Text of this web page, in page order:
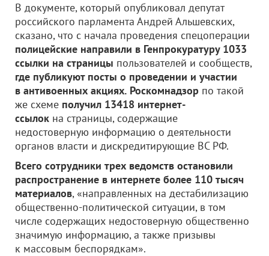
В документе, который опубликовал депутат
российского парламента Андрей Альшевских,
сказано, что с начала проведения спецоперации
полицейские направили в Генпрокуратуру 1033
ссылки на страницы пользователей и сообществ,
где публикуют посты о проведении и участии
в антивоенных акциях. Роскомнадзор по такой
же схеме получил 13418 интернет-
ссылок на страницы, содержащие
недостоверную информацию о деятельности
органов власти и дискредитирующие ВС РФ.
Всего сотрудники трех ведомств остановили
распространение в интернете более 110 тысяч
материалов, «направленных на дестабилизацию
общественно-политической ситуации, в том
числе содержащих недостоверную общественно
значимую информацию, а также призывы
к массовым беспорядкам».